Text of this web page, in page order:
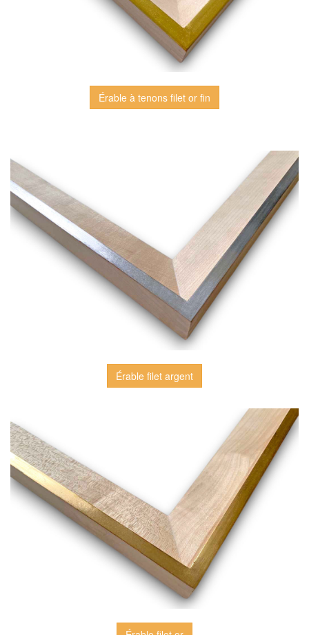
Érable à tenons filet or fin
Érable filet argent